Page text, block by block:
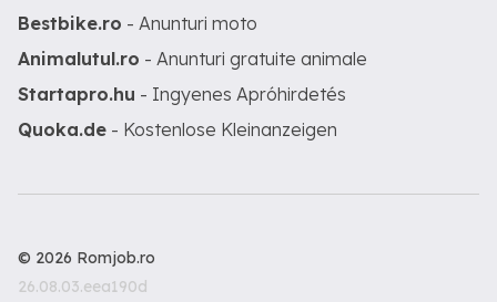
Bestbike.ro - Anunturi moto
Animalutul.ro - Anunturi gratuite animale
Startapro.hu - Ingyenes Apróhirdetés
Quoka.de - Kostenlose Kleinanzeigen
© 2026 Romjob.ro
26.08.03.eea190d